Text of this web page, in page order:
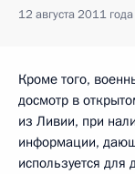
12 августа 2011 года
Кроме того,
досмотр в
из Ливии, при
информации,
используется для